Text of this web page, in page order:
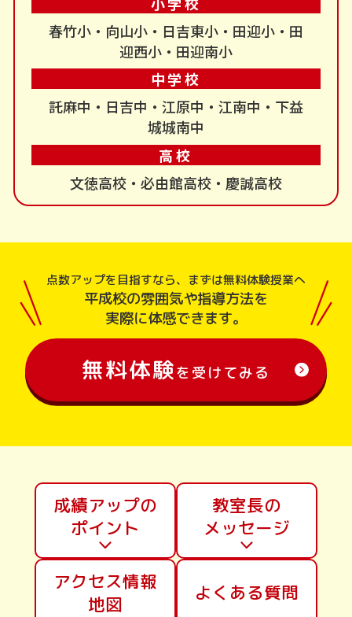
春竹小・向山小・日吉東小・田迎小・田
迎西小・田迎南小
中学校
託麻中・日吉中・江原中・江南中・下益
城城南中
高校
文徳高校・必由館高校・慶誠高校
点数アップを目指すなら、まずは無料体験授業へ
平成校の雰囲気や指導方法を
実際に体感できます。
無料体験を受けてみる
成績アップの
ポイント
教室長の
メッセージ
アクセス情報
地図
よくある質問